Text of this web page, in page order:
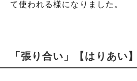
て使われる様になりました。
「張り合い」【はりあい】